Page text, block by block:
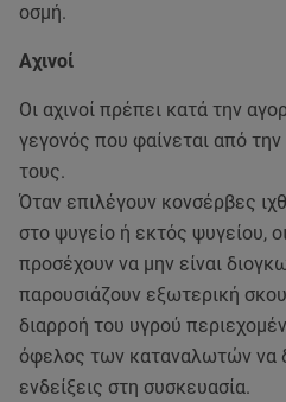
οσμή.
Αχινοί
Οι αχινοί πρέπει κατά την
γεγονός που φαίνεται από
τους.
Όταν επιλέγουν κονσέρβες
στο ψυγείο ή εκτός ψυγείου,
προσέχουν να μην είναι
παρουσιάζουν εξωτερική
διαρροή του υγρού
όφελος των καταναλωτών να
ενδείξεις στη συσκευασία.